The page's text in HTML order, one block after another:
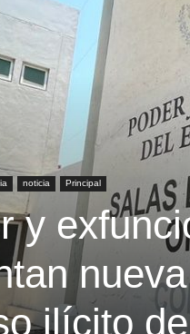
noticia Principal
y
ilícito